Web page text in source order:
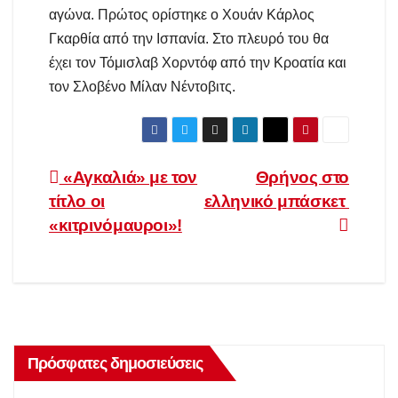
αγώνα. Πρώτος ορίστηκε ο Χουάν Κάρλος
Γκαρθία από την Ισπανία. Στο πλευρό του θα
έχει τον Τόμισλαβ Χορντόφ από την Κροατία και
τον Σλοβένο Μίλαν Νέντοβιτς.
Πλοήγηση
άρθρων
Θρήνος στο
ελληνικό μπάσκετ
«Αγκαλιά» με τον
τίτλο οι
«κιτρινόμαυροι»!
Πρόσφατες δημοσιεύσεις